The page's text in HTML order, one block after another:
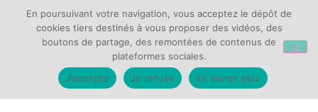
VENIR AU CHU
En poursuivant votre navigation, vous acceptez le dépôt de
cookies tiers destinés à vous proposer des vidéos, des
boutons de partage, des remontées de contenus de
plateformes sociales.
J'accepte
Je refuse En savoir plus